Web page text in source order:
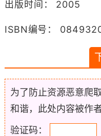
出版时间： 2005
ISBN编号：
为了防止资源恶意爬
和谐，此处内容被作者
验证码：